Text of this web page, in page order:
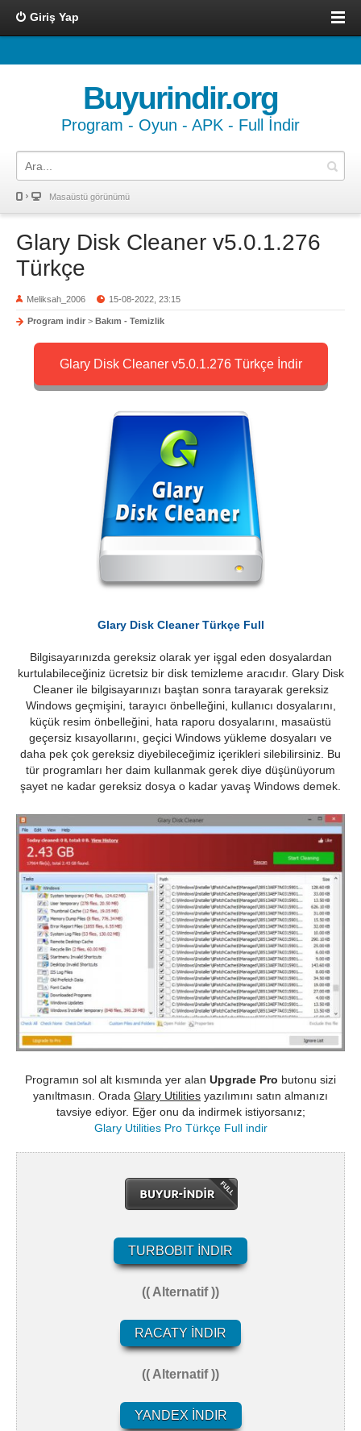
Giriş Yap
Buyurindir.org
Program - Oyun - APK - Full İndir
Masaüstü görünümü
Glary Disk Cleaner v5.0.1.276
Türkçe
Meliksah_2006 15-08-2022, 23:15
Program indir > Bakım - Temizlik
Glary Disk Cleaner v5.0.1.276 Türkçe İndir
Glary Disk Cleaner Türkçe Full
Bilgisayarınızda gereksiz olarak yer işgal eden dosyalardan
kurtulabileceğiniz ücretsiz bir disk temizleme aracıdır. Glary Disk
Cleaner ile bilgisayarınızı baştan sonra tarayarak gereksiz
Windows geçmişini, tarayıcı önbelleğini, kullanıcı dosyalarını,
küçük resim önbelleğini, hata raporu dosyalarını, masaüstü
geçersiz kısayollarını, geçici Windows yükleme dosyaları ve
daha pek çok gereksiz diyebileceğimiz içerikleri silebilirsiniz. Bu
tür programları her daim kullanmak gerek diye düşünüyorum
şayet ne kadar gereksiz dosya o kadar yavaş Windows demek.
Programın sol alt kısmında yer alan Upgrade Pro butonu sizi
yanıltmasın. Orada Glary Utilities yazılımını satın almanızı
tavsiye ediyor. Eğer onu da indirmek istiyorsanız;
Glary Utilities Pro Türkçe Full indir
TURBOBIT İNDIR
(( Alternatif ))
RACATY İNDIR
(( Alternatif ))
YANDEX İNDIR